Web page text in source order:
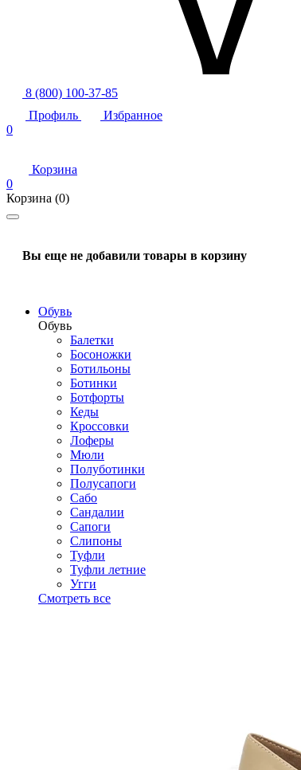
8 (800) 100-37-85
Профиль
Избранное
0
Корзина
0
Корзина (0)
Вы еще не добавили товары в корзину
Обувь
Обувь
Балетки
Босоножки
Ботильоны
Ботинки
Ботфорты
Кеды
Кроссовки
Лоферы
Мюли
Полуботинки
Полусапоги
Сабо
Сандалии
Сапоги
Слипоны
Туфли
Туфли летние
Угги
Смотреть все